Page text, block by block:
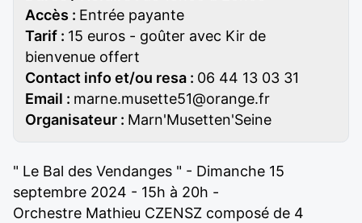
Accès : Entrée payante
Tarif : 15 euros - goûter avec Kir de
bienvenue offert
Contact info et/ou resa : 06 44 13 03 31
Email : marne.musette51@orange.fr
Organisateur : Marn'Musetten'Seine
" Le Bal des Vendanges " - Dimanche 15
septembre 2024 - 15h à 20h -
Orchestre Mathieu CZENSZ composé de 4